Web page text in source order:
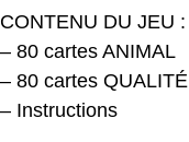
CONTENU DU JEU :
– 80 cartes ANIMAL
– 80 cartes QUALITÉ
– Instructions